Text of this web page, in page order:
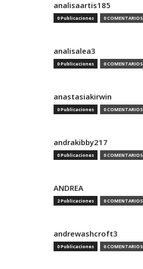
analisaartis185
0 Publicaciones 0 COMENTARIOS
analisalea3
0 Publicaciones 0 COMENTARIOS
anastasiakirwin
0 Publicaciones 0 COMENTARIOS
andrakibby217
0 Publicaciones 0 COMENTARIOS
ANDREA
2 Publicaciones 0 COMENTARIOS
andrewashcroft3
0 Publicaciones 0 COMENTARIOS